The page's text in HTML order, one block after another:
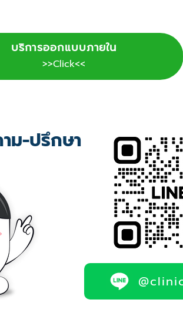
บริการออกแบบภายใน
>>Click<<
ม-ปรึกษา